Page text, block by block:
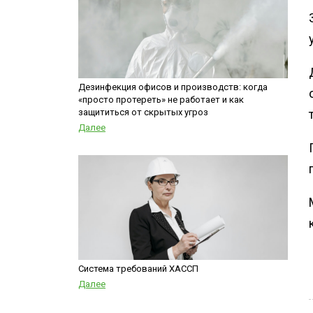
Дезинфекция офисов и производств: когда
«просто протереть» не работает и как
защититься от скрытых угроз
Далее
Система требований ХАССП
Далее